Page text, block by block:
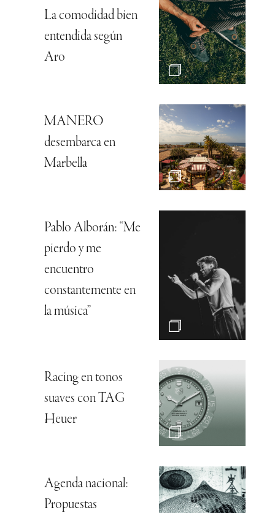
La comodidad bien
entendida según
Aro
MANERO
desembarca en
Marbella
Pablo Alborán: “Me
pierdo y me
encuentro
constantemente en
la música”
Racing en tonos
suaves con TAG
Heuer
Agenda nacional:
Propuestas